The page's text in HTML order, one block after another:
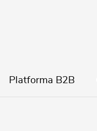
Platforma B2B